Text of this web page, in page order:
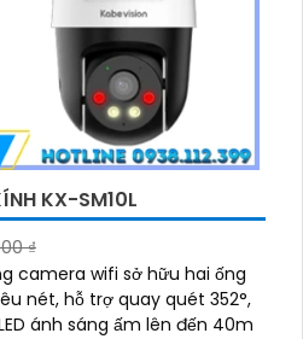
KX-SM10L
₫
camera wifi sở hữu hai ống
nét, hỗ trợ quay quét 352°,
ánh sáng ấm lên đến 40m